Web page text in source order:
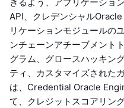
API、クレデンシャル
リケーションモジュールの
ンチェーンアチーブメント
グラム、グロースハッキン
ティ、カスタマイズされた
は、Credential Oracle
て、クレジットスコアリン